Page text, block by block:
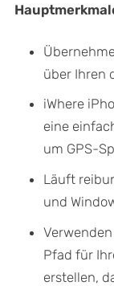
über Ihren
iWhere
eine
um GPS-
Läuft
und
Pfad für
erstellen,